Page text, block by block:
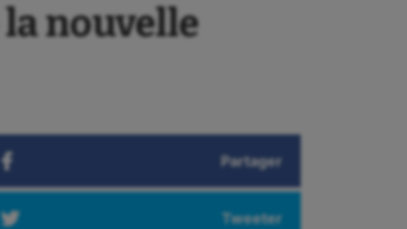
la nouvelle
Partager
Tweeter